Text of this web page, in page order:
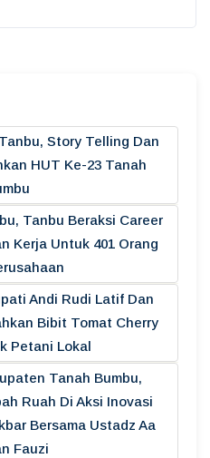
Story Telling Dan
HUT Ke-23 Tanah
Tanbu Beraksi Career
Kerja Untuk 401 Orang
Andi Rudi Latif Dan
Bibit Tomat Cherry
Petani Lokal
Tanah Bumbu,
Ruah Di Aksi Inovasi
Bersama Ustadz Aa
Fauzi